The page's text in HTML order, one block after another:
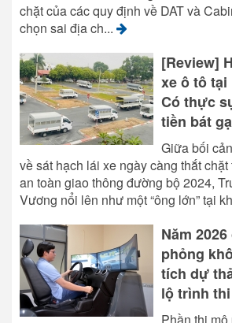
chặt của các quy định về DAT và
chọn sai địa ch...
[Review]
xe ô tô
Có thực
tiền bát
Giữa bối
về sát hạch lái xe ngày càng thắt chặt
an toàn giao thông đường bộ 2024,
Vương nổi lên như một “ông lớn” tại
Năm
phỏng
tích dự
lộ trình